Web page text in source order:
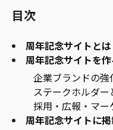
目次
周年記念サイトと
周年記念サイトを
企業ブランドの
ステークホルダ
採用・広報・マ
周年記念サイトに